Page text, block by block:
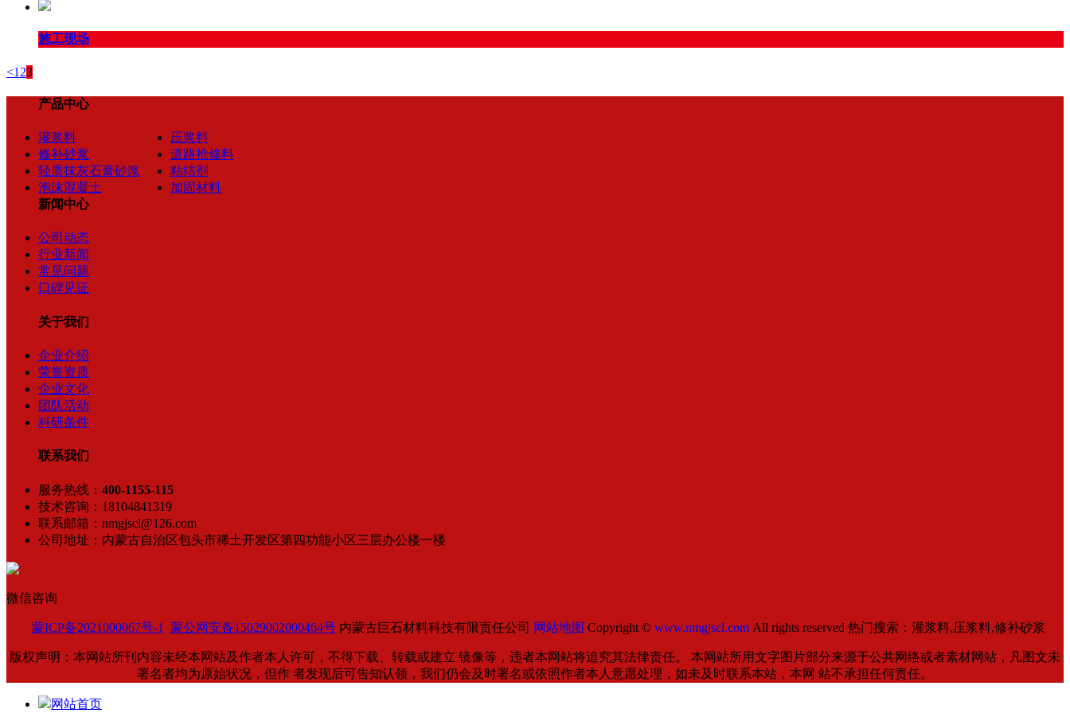
施工现场
<1 23
产品中心
灌浆料
压浆料
修补砂浆
道路抢修料
轻质抹灰石膏砂浆
粘结剂
泡沫混凝土
加固材料
新闻中心
公司动态
行业新闻
常见问题
口碑见证
关于我们
企业介绍
荣誉资质
企业文化
团队活动
科研条件
联系我们
服务热线： 400-1155-115
技术咨询：18104841319
联系邮箱：nmgjscl@126.com
公司地址：内蒙古自治区包头市稀土开发区第四功能小区三层办公楼一楼
微信咨询
蒙ICP备2021000067号-1 蒙公网安备15029002000464号内蒙古巨石材料科技有限责任公司 网站地图 Copyright © www.nmgjscl.comAll rights reserved 热门搜索：灌浆料,压浆料,修补砂浆
版权声明：本网站所刊内容未经本网站及作者本人许可，不得下载、转载或建立 镜像等，违者本网站将追究其法律责任。 本网站所用文字图片部分来源于公共网络或者素材网站，凡图文未
署名者均为原始状况，但作 者发现后可告知认领，我们仍会及时署名或依照作者本人意愿处理，如未及时联系本站，本网 站不承担任何责任。
网站首页